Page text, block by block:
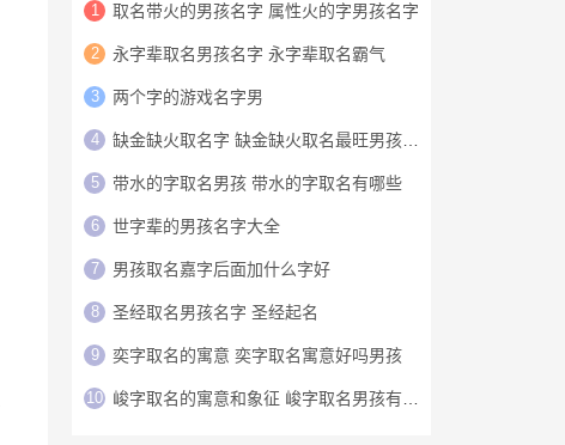
1 取名带火的男孩名字 属性火的字男孩名字
2 永字辈取名男孩名字 永字辈取名霸气
3 两个字的游戏名字男
4 缺金缺火取名字 缺金缺火取名最旺男孩名字
5 带水的字取名男孩 带水的字取名有哪些
6 世字辈的男孩名字大全
7 男孩取名嘉字后面加什么字好
8 圣经取名男孩名字 圣经起名
9 奕字取名的寓意 奕字取名寓意好吗男孩
10 峻字取名的寓意和象征 峻字取名男孩有寓意